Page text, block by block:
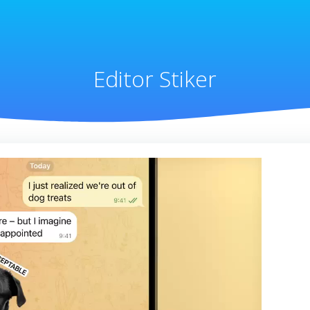
Editor Stiker